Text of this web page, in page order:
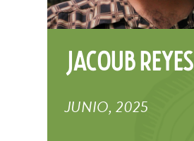
Jacoub Reyes
JUNIO, 2025